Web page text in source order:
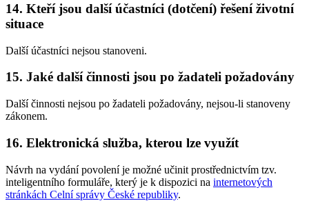
14. Kteří jsou další účastníci (dotčení) řešení životní
situace
Další účastníci nejsou stanoveni.
15. Jaké další činnosti jsou po žadateli požadovány
Další činnosti nejsou po žadateli požadovány, nejsou-li stanoveny
zákonem.
16. Elektronická služba, kterou lze využít
Návrh na vydání povolení je možné učinit prostřednictvím tzv.
inteligentního formuláře, který je k dispozici na internetových
stránkách Celní správy České republiky.